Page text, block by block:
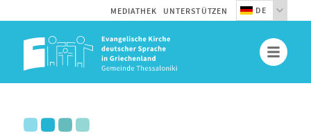
MEDIATHEK UNTERSTÜTZEN DE